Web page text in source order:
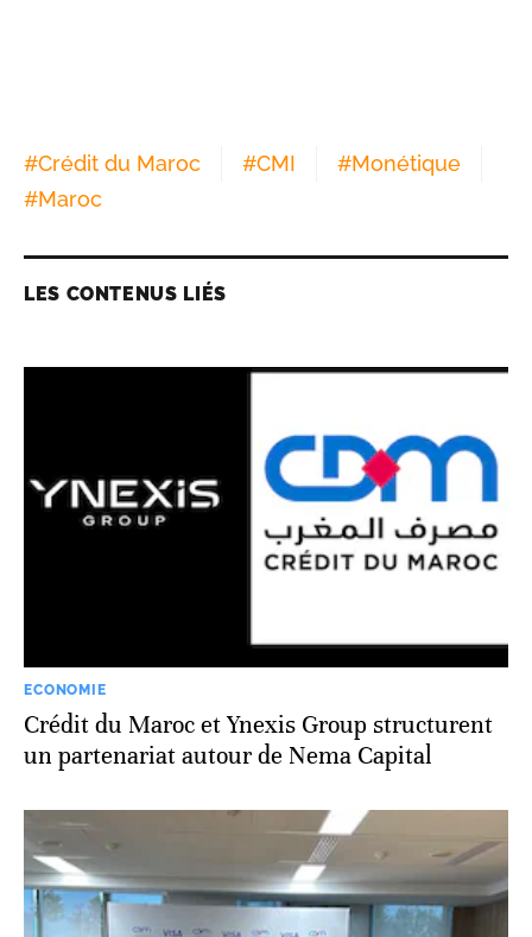
#Crédit du Maroc #CMI #Monétique
#Maroc
LES CONTENUS LIÉS
ECONOMIE
Crédit du Maroc et Ynexis Group structurent
un partenariat autour de Nema Capital